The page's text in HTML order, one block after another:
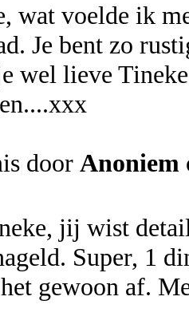
wat voelde ik
Je bent zo
wel lieve
door Anoniem
jij wist
Super, 1
gewoon af.